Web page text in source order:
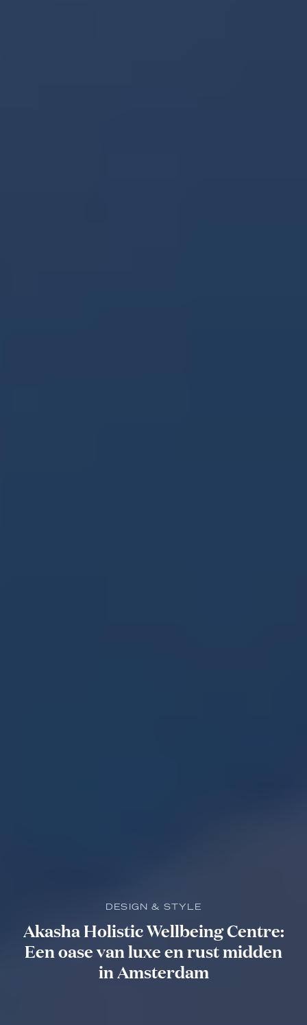
DESIGN & STYLE
Akasha Holistic Wellbeing Centre:
Een oase van luxe en rust midden
in Amsterdam